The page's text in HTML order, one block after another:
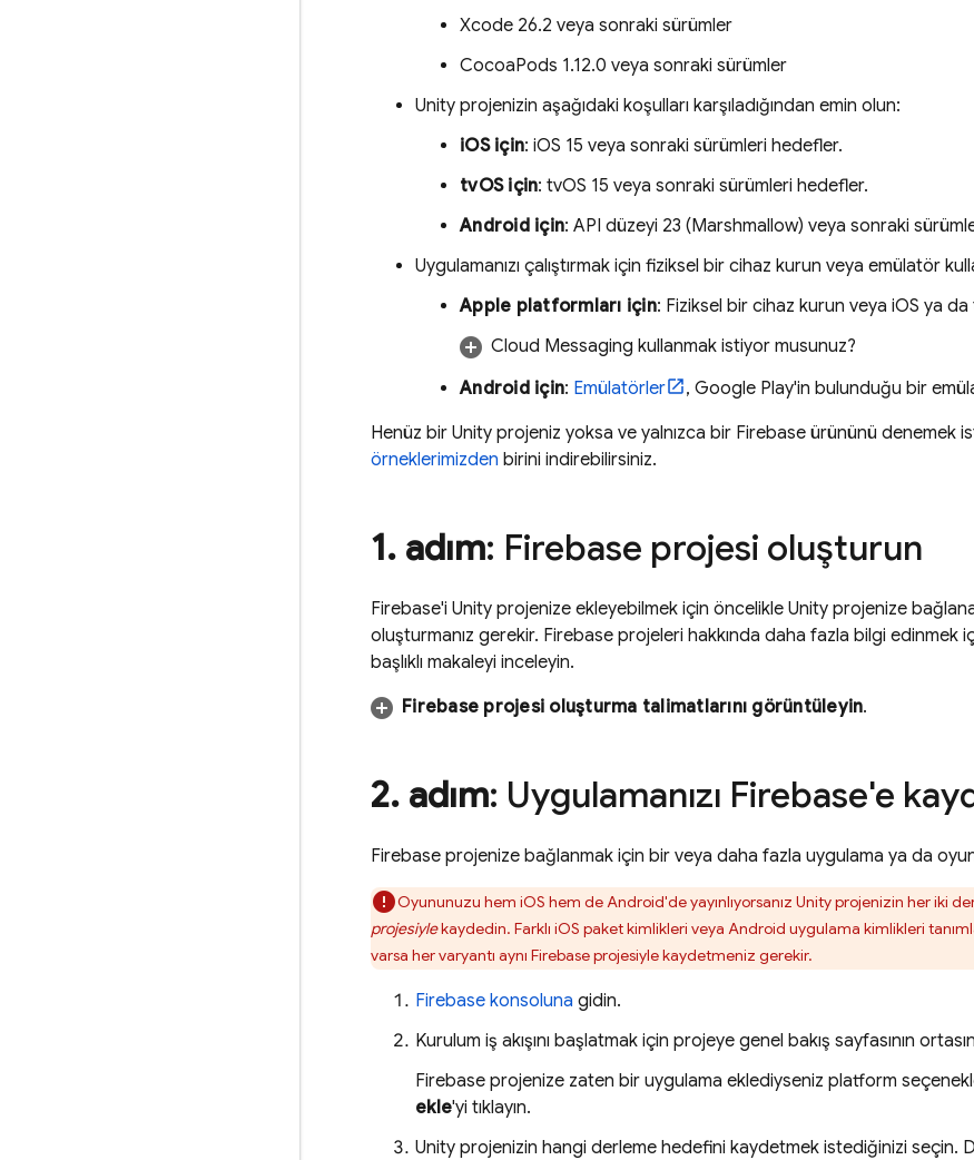
Xcode 26.2 veya sonraki sürümler
CocoaPods 1.12.0 veya sonraki sürümler
Unity projenizin aşağıdaki koşulları karşıladığından emin olun:
iOS için: iOS 15 veya sonraki sürümleri hedefler.
tvOS için: tvOS 15 veya sonraki sürümleri hedefler.
Android için: API düzeyi 23 (Marshmallow) veya sonraki
Uygulamanızı çalıştırmak için fiziksel bir cihaz kurun veya emülatör
Apple platformları için: Fiziksel bir cihaz kurun veya iOS ya da
Cloud Messaging kullanmak istiyor musunuz?
Android için: Emülatörler
, Google Play'in bulunduğu bir
Henüz bir Unity projeniz yoksa ve yalnızca bir Firebase ürününü denemek
örneklerimizden birini indirebilirsiniz.
1. adım: Firebase projesi oluşturun
Firebase'i Unity projenize ekleyebilmek için öncelikle Unity projenize
oluşturmanız gerekir. Firebase projeleri hakkında daha fazla bilgi edinmek
başlıklı makaleyi inceleyin.
Firebase projesi oluşturma talimatlarını görüntüleyin.
2. adım: Uygulamanızı Firebase'e
Firebase projenize bağlanmak için bir veya daha fazla uygulama ya da
Oyununuzu hem iOS hem de Android'de yayınlıyorsanız Unity projenizin her iki
projesiylekaydedin. Farklı iOS paket kimlikleri veya Android uygulama kimlikleri
varsa her varyantı aynı Firebase projesiyle kaydetmeniz gerekir.
Firebase konsoluna gidin.
Kurulum iş akışını başlatmak için projeye genel bakış sayfasının
Firebase projenize zaten bir uygulama eklediyseniz platform
ekle'yi tıklayın.
Unity projenizin hangi derleme hedefini kaydetmek istediğinizi seçin.